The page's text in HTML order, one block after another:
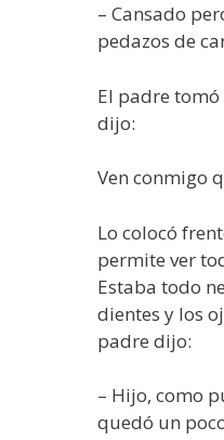
– Cansado
pedazos de
El padre
dijo:
Ven conmigo
Lo colocó
permite ver
Estaba todo
dientes y los
padre dijo:
– Hijo, como
quedó un